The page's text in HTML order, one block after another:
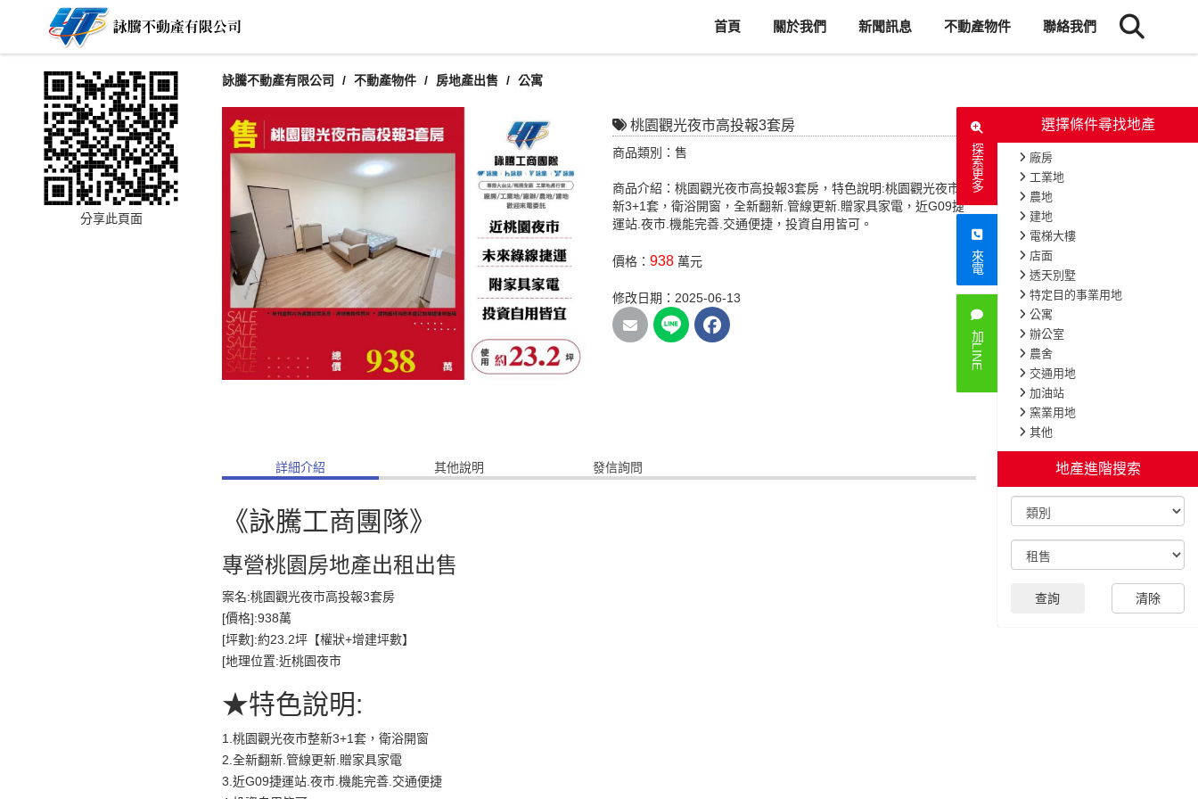
首頁 關於我們 新聞訊息 不動產物件 聯絡我們
選擇條件尋找地產
廠房
工業地
農地
建地
電梯大樓
店面
透天別墅
特定目的事業用地
公寓
辦公室
農舍
交通用地
加油站
窯業用地
其他
地產進階搜索
查詢 清除
探索更多
來電
加LINE
詠騰不動產有限公司 不動產物件 房地產出售 公寓
桃園觀光夜市高投報3套房
商品類別：售
商品介紹：桃園觀光夜市高投報3套房，特色說明:桃園觀光夜市整
新3+1套，衛浴開窗，全新翻新.管線更新.贈家具家電，近G09捷
運站.夜市.機能完善.交通便捷，投資自用皆可。
價格： 938 萬元
修改日期：2025-06-13
詳細介紹 其他說明 發信詢問
《詠騰工商團隊》
專營桃園房地產出租出售
案名:桃園觀光夜市高投報3套房
[價格]:938萬
[坪數]:約23.2坪【權狀+增建坪數】
[地理位置:近桃園夜市
★特色說明:
1.桃園觀光夜市整新3+1套，衛浴開窗
2.全新翻新.管線更新.贈家具家電
3.近G09捷運站.夜市.機能完善.交通便捷
分享此頁面